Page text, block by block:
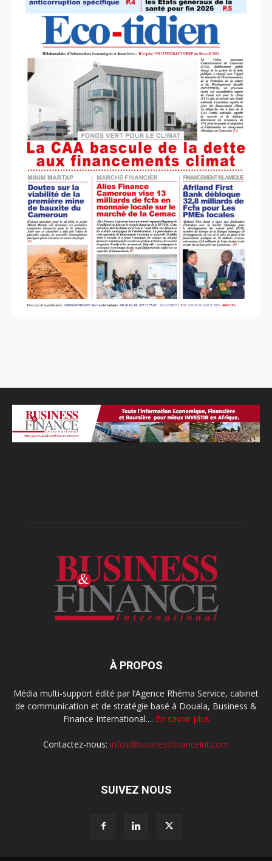
À PROPOS
Média multi-support édité par l’Agence Rhéma Service, cabinet
de communication et de stratégie basé à Douala, Business &
Finance International.... En savoir plus
Contactez-nous: infos@businessfinanceint.com
SUIVEZ NOUS